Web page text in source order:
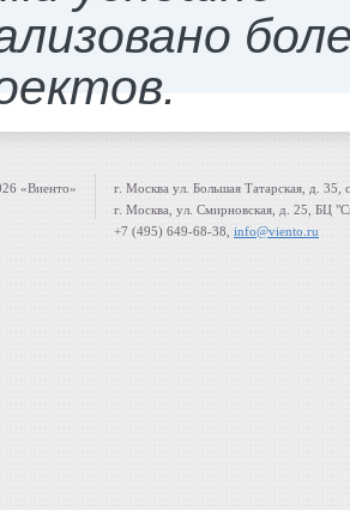
«Виенто»
г. Москва ул. Большая Татарская, д. 35,
г. Москва, ул. Смирновская, д. 25, БЦ
+7 (495) 649-68-38, info@viento.ru